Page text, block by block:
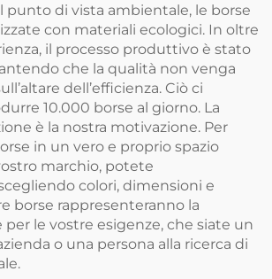
punto di vista ambientale, le borse
con materiali ecologici. In oltre
il processo produttivo è stato
che la qualità non venga
dell’efficienza. Ciò ci
10.000 borse al giorno. La
è la nostra motivazione. Per
in un vero e proprio spazio
marchio, potete
colori, dimensioni e
borse rappresenteranno la
per le vostre esigenze, che siate un
o una persona alla ricerca di